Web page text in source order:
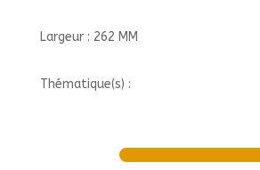
Largeur : 262 MM
Thématique(s) :